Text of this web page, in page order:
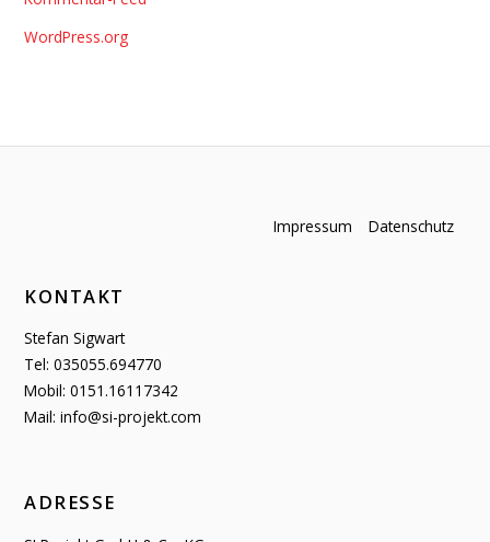
WordPress.org
Impressum Datenschutz
KONTAKT
Stefan Sigwart
Tel: 035055.694770
Mobil: 0151.16117342
Mail: info@si-projekt.com
ADRESSE